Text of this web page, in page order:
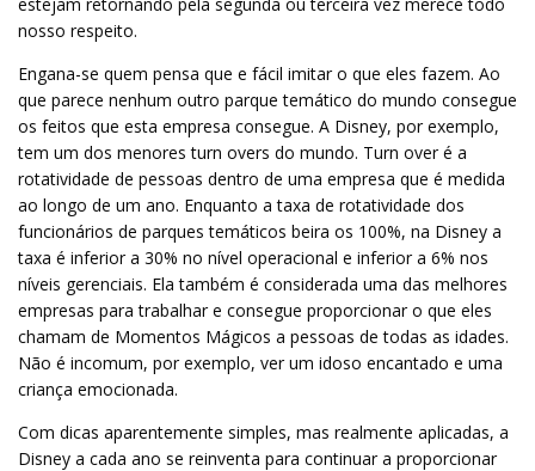
nosso respeito.
Engana-se quem pensa que e fácil imitar o que eles fazem. Ao
que parece nenhum outro parque temático do mundo consegue
os feitos que esta empresa consegue. A Disney, por exemplo,
tem um dos menores turn overs do mundo. Turn over é a
rotatividade de pessoas dentro de uma empresa que é medida
ao longo de um ano. Enquanto a taxa de rotatividade dos
funcionários de parques temáticos beira os 100%, na Disney a
taxa é inferior a 30% no nível operacional e inferior a 6% nos
níveis gerenciais. Ela também é considerada uma das melhores
empresas para trabalhar e consegue proporcionar o que eles
chamam de Momentos Mágicos a pessoas de todas as idades.
Não é incomum, por exemplo, ver um idoso encantado e uma
criança emocionada.
Com dicas aparentemente simples, mas realmente aplicadas, a
Disney a cada ano se reinventa para continuar a proporcionar